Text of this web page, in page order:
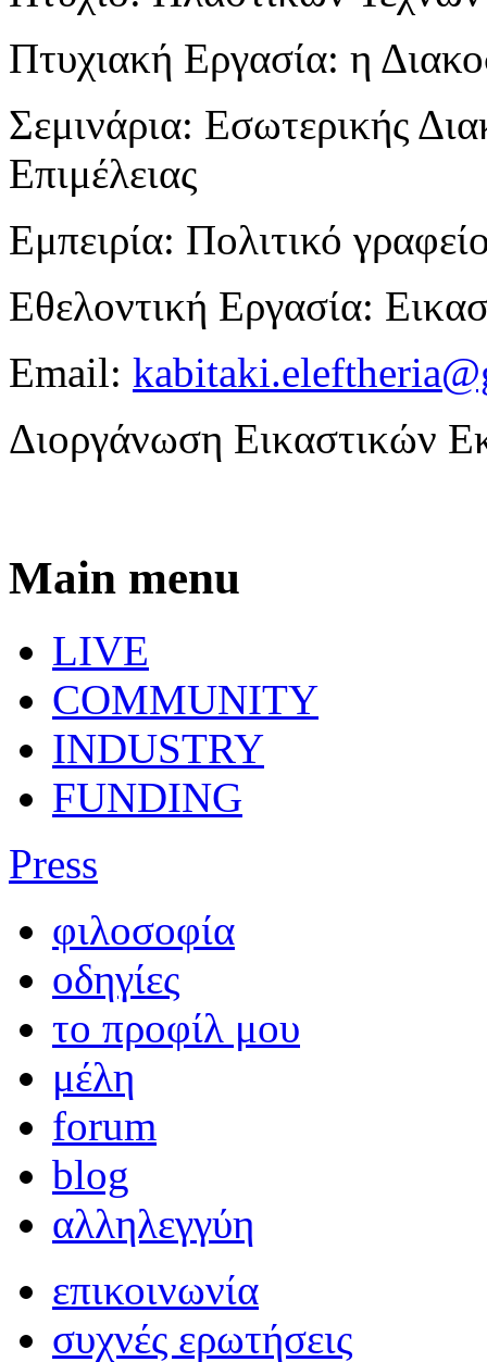
Πτυχιακή Εργασία: η
Σεμινάρια: Εσωτερικής
Επιμέλειας
Εμπειρία: Πολιτικό
Εθελοντική Εργασία:
Email:
Διοργάνωση Εικαστικών
Main menu
LIVE
COMMUNITY
INDUSTRY
FUNDING
Press
φιλοσοφία
οδηγίες
το προφίλ μου
μέλη
forum
blog
αλληλεγγύη
επικοινωνία
συχνές ερωτήσεις